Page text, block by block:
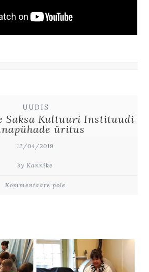
UUDIS
Saksa Kultuuri Instituudi
üritus
12/04/2019
by Kannike
Kommentaare pole